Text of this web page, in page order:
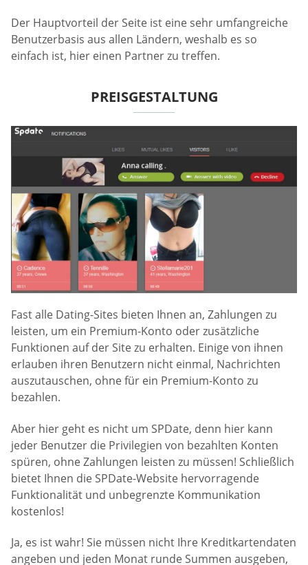
Der Hauptvorteil der Seite ist eine sehr umfangreiche
Benutzerbasis aus allen Ländern, weshalb es so
einfach ist, hier einen Partner zu treffen.
PREISGESTALTUNG
Fast alle Dating-Sites bieten Ihnen an, Zahlungen zu
leisten, um ein Premium-Konto oder zusätzliche
Funktionen auf der Site zu erhalten. Einige von ihnen
erlauben ihren Benutzern nicht einmal, Nachrichten
auszutauschen, ohne für ein Premium-Konto zu
bezahlen.
Aber hier geht es nicht um SPDate, denn hier kann
jeder Benutzer die Privilegien von bezahlten Konten
spüren, ohne Zahlungen leisten zu müssen! Schließlich
bietet Ihnen die SPDate-Website hervorragende
Funktionalität und unbegrenzte Kommunikation
kostenlos!
Ja, es ist wahr! Sie müssen nicht Ihre Kreditkartendaten
angeben und jeden Monat runde Summen ausgeben,